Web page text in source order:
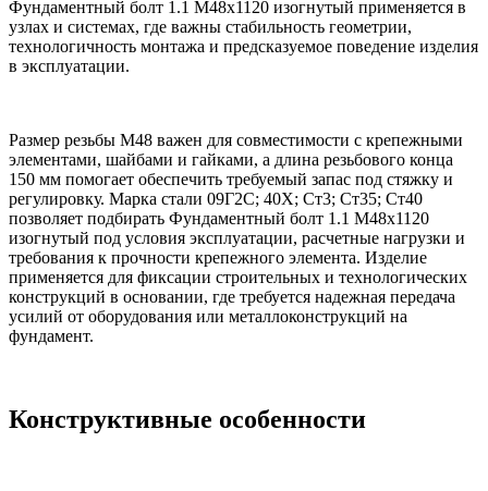
Фундаментный болт 1.1 М48х1120 изогнутый применяется в
узлах и системах, где важны стабильность геометрии,
технологичность монтажа и предсказуемое поведение изделия
в эксплуатации.
Размер резьбы М48 важен для совместимости с крепежными
элементами, шайбами и гайками, а длина резьбового конца
150 мм помогает обеспечить требуемый запас под стяжку и
регулировку. Марка стали 09Г2С; 40Х; Ст3; Ст35; Ст40
позволяет подбирать Фундаментный болт 1.1 М48х1120
изогнутый под условия эксплуатации, расчетные нагрузки и
требования к прочности крепежного элемента. Изделие
применяется для фиксации строительных и технологических
конструкций в основании, где требуется надежная передача
усилий от оборудования или металлоконструкций на
фундамент.
Конструктивные особенности